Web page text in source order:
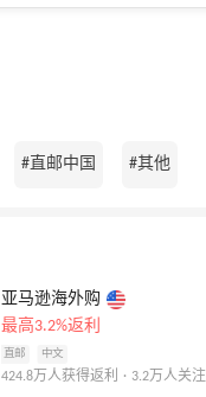
#直邮中国 #其他
亚马逊海外购
最高3.2%返利
直邮 中文
424.8万人获得返利 · 3.2万人关注